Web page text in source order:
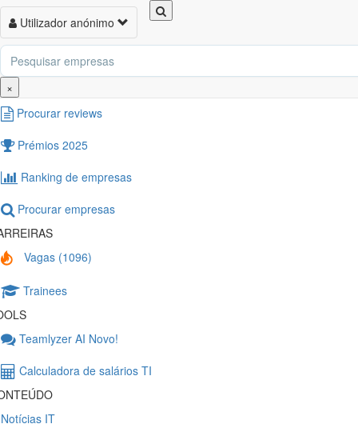
Nova review
Procurar reviews
Prémios 2025
Ranking de empresas
Procurar empresas
Vagas (1096)
Trainees
Teamlyzer AI Novo!
Calculadora de salários TI
Notícias IT
Toggle
navigation
Utilizador anónimo
×